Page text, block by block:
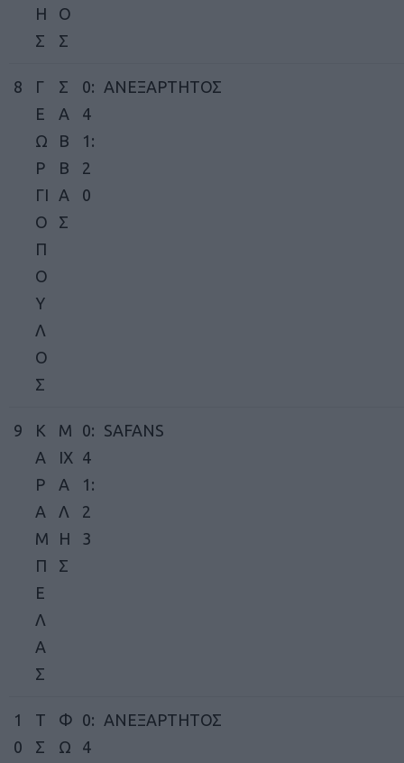
Η
Σ
Ο
Σ
8
Γ
Ε
Ω
Ρ
ΓΙ
Ο
Π
Ο
Υ
Λ
Ο
Σ
Σ
Α
Β
Β
Α
Σ
0:
4
1:
2
0
ΑΝΕΞΑΡΤΗΤΟΣ
9
Κ
Α
Ρ
Α
Μ
Π
Ε
Λ
Α
Σ
Μ
ΙΧ
Α
Λ
Η
Σ
0:
4
1:
2
3
SAFANS
1
0
Τ
Σ
Φ
Ω
0:
4
ΑΝΕΞΑΡΤΗΤΟΣ